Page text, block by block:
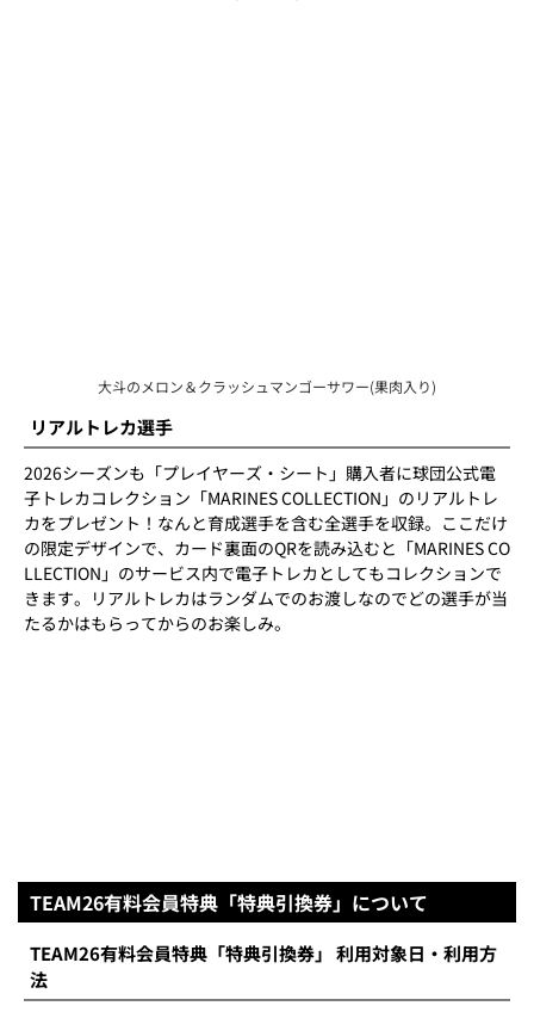
大斗のメロン＆クラッシュマンゴーサワー(果肉入り)
リアルトレカ選手
2026シーズンも「プレイヤーズ・シート」購入者に球団公式電
子トレカコレクション「MARINES COLLECTION」のリアルトレ
カをプレゼント！なんと育成選手を含む全選手を収録。ここだけ
の限定デザインで、カード裏面のQRを読み込むと「MARINES CO
LLECTION」のサービス内で電子トレカとしてもコレクションで
きます。リアルトレカはランダムでのお渡しなのでどの選手が当
たるかはもらってからのお楽しみ。
TEAM26有料会員特典「特典引換券」について
TEAM26有料会員特典「特典引換券」 利用対象日・利用方
法